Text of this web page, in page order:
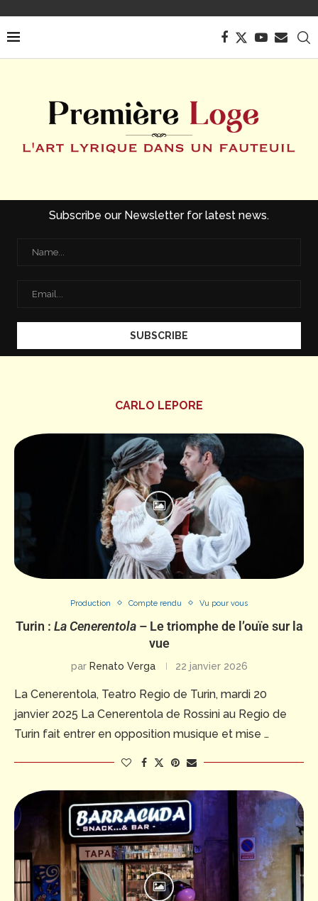
Subscribe our Newsletter for latest news.
CARLO LEPORE
Production Compte rendu Vu pour vous
Turin : La Cenerentola– Le triomphe de l’ouïe sur la
vue
par Renato Verga 22 janvier 2026
La Cenerentola, Teatro Regio de Turin, mardi 20
janvier 2025 La Cenerentola de Rossini au Regio de
Turin fait entrer en opposition musique et mise …